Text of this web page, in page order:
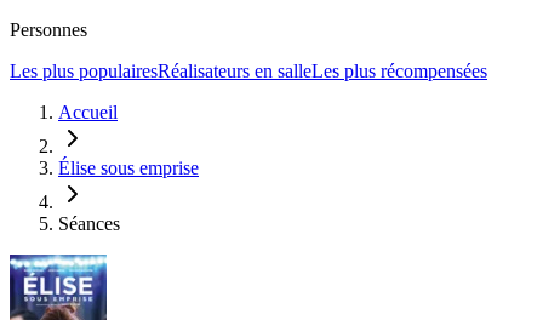
Personnes
Les plus populairesRéalisateurs en salleLes plus récompensées
Accueil
Élise sous emprise
Séances